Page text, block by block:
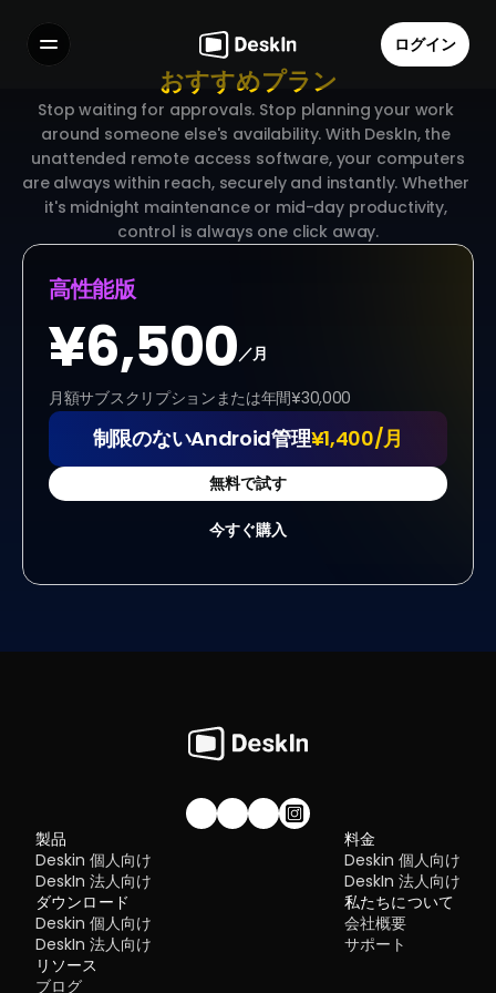
よくある質問
Select Language
利用規約
ログイン
私たちのコミュニティに参加しませんか！
製品
Deskin 個人向け
DeskIn 法人向け
ダウンロード
Deskin 個人向け
DeskIn 法人向け
料金
Deskin 個人向け
DeskIn 法人向け
私たちについて
会社概要
サポート
リソース
ブログ
おすすめプラン
Stop waiting for approvals. Stop planning your work
around someone else's availability. With DeskIn, the
unattended remote access software, your computers
are always within reach, securely and instantly. Whether
it's midnight maintenance or mid-day productivity,
control is always one click away.
¥6,500／月
月額サブスクリプションまたは年間¥30,000
高性能版
制限のないAndroid管理¥1,400/月
無料で試す
今すぐ購入